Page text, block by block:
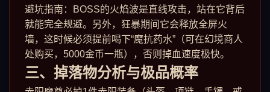
避坑指南：BOSS的火焰波是直线攻击，站在它背后
就能完全规避。另外，狂暴期间它会释放全屏火
墙，这时候必须提前喝下“魔抗药水”（可在幻境商人
处购买，5000金币一瓶），否则掉血速度极快。
三、掉落物分析与极品概率